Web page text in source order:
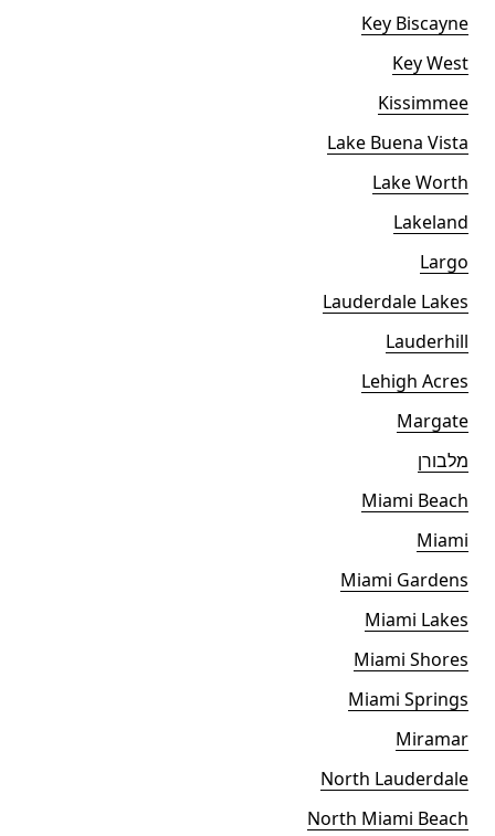
Key Biscayne
Key West
Kissimmee
Lake Buena Vista
Lake Worth
Lakeland
Largo
Lauderdale Lakes
Lauderhill
Lehigh Acres
Margate
מלבורן
Miami Beach
Miami
Miami Gardens
Miami Lakes
Miami Shores
Miami Springs
Miramar
North Lauderdale
North Miami Beach